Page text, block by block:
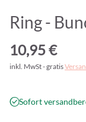
Ring -
10,95 €
inkl. MwSt - gratis
Sofort